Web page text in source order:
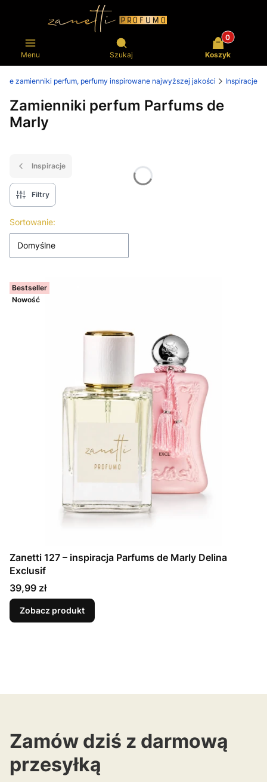
Menu
Otwórz wyszukiwarkę
Szukaj
Produkty w
Koszyk
zamienniki perfum, perfumy inspirowane najwyższej jakości Inspiracje
Zamienniki perfum Parfums de
Marly
Inspiracje
Filtry
Lista produktów
Sortowanie:
Domyślne
Bestseller
Nowość
Zanetti 127 – inspiracja Parfums de Marly Delina
Exclusif
Cena
39,99 zł
Zobacz produkt
Zamów dziś z darmową
przesyłką